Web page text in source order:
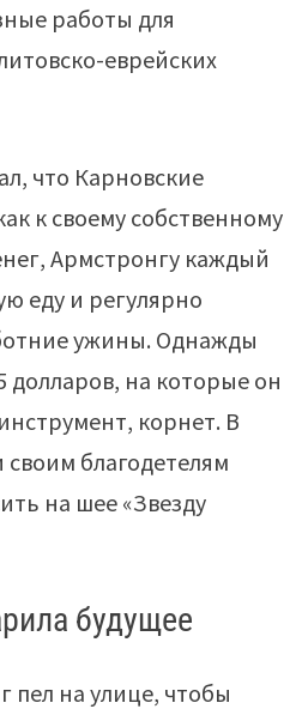
работы для
еврейских
что Карновские
к своему собственному
Армстронгу каждый
еду и регулярно
ужины. Однажды
долларов, на которые он
корнет. В
своим благодетелям
на шее «Звезду
будущее
пел на улице, чтобы